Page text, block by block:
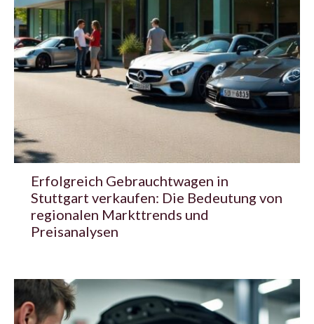
Erfolgreich Gebrauchtwagen in
Stuttgart verkaufen: Die Bedeutung von
regionalen Markttrends und
Preisanalysen